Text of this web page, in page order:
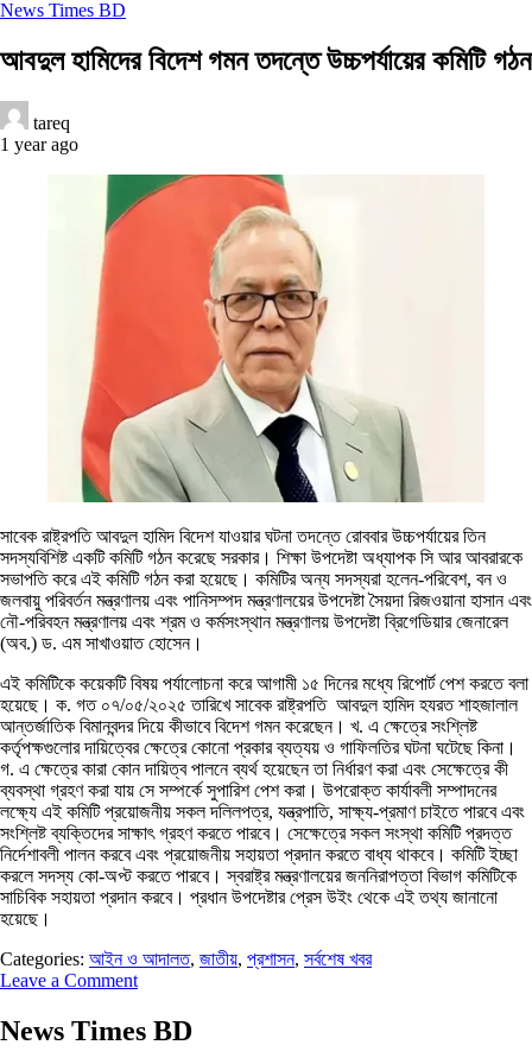
News Times BD
আবদুল হামিদের বিদেশ গমন তদন্তে উচ্চপর্যায়ের কমিটি গঠন
tareq
1 year ago
সাবেক রাষ্ট্রপতি আবদুল হামিদ বিদেশ যাওয়ার ঘটনা তদন্তে রোববার উচ্চপর্যায়ের তিন
সদস্যবিশিষ্ট একটি কমিটি গঠন করেছে সরকার। শিক্ষা উপদেষ্টা অধ্যাপক সি আর আবরারকে
সভাপতি করে এই কমিটি গঠন করা হয়েছে। কমিটির অন্য সদস্যরা হলেন-পরিবেশ, বন ও
জলবায়ু পরিবর্তন মন্ত্রণালয় এবং পানিসম্পদ মন্ত্রণালয়ের উপদেষ্টা সৈয়দা রিজওয়ানা হাসান এবং
নৌ-পরিবহন মন্ত্রণালয় এবং শ্রম ও কর্মসংস্থান মন্ত্রণালয় উপদেষ্টা ব্রিগেডিয়ার জেনারেল
(অব.) ড. এম সাখাওয়াত হোসেন।
এই কমিটিকে কয়েকটি বিষয় পর্যালোচনা করে আগামী ১৫ দিনের মধ্যে রিপোর্ট পেশ করতে বলা
হয়েছে। ক. গত ০৭/০৫/২০২৫ তারিখে সাবেক রাষ্ট্রপতি আবদুল হামিদ হযরত শাহজালাল
আন্তর্জাতিক বিমানবন্দর দিয়ে কীভাবে বিদেশ গমন করেছেন। খ. এ ক্ষেত্রে সংশ্লিষ্ট
কর্তৃপক্ষগুলোর দায়িত্বের ক্ষেত্রে কোনো প্রকার ব্যত্যয় ও গাফিলতির ঘটনা ঘটেছে কিনা।
গ. এ ক্ষেত্রে কারা কোন দায়িত্ব পালনে ব্যর্থ হয়েছেন তা নির্ধারণ করা এবং সেক্ষেত্রে কী
ব্যবস্থা গ্রহণ করা যায় সে সম্পর্কে সুপারিশ পেশ করা। উপরোক্ত কার্যাবলী সম্পাদনের
লক্ষ্যে এই কমিটি প্রয়োজনীয় সকল দলিলপত্র, যন্ত্রপাতি, সাক্ষ্য-প্রমাণ চাইতে পারবে এবং
সংশ্লিষ্ট ব্যক্তিদের সাক্ষাৎ গ্রহণ করতে পারবে। সেক্ষেত্রে সকল সংস্থা কমিটি প্রদত্ত
নির্দেশাবলী পালন করবে এবং প্রয়োজনীয় সহায়তা প্রদান করতে বাধ্য থাকবে। কমিটি ইচ্ছা
করলে সদস্য কো-অপ্ট করতে পারবে। স্বরাষ্ট্র মন্ত্রণালয়ের জননিরাপত্তা বিভাগ কমিটিকে
সাচিবিক সহায়তা প্রদান করবে। প্রধান উপদেষ্টার প্রেস উইং থেকে এই তথ্য জানানো
হয়েছে।
Categories: আইন ও আদালত, জাতীয়, প্রশাসন, সর্বশেষ খবর
Leave a Comment
News Times BD